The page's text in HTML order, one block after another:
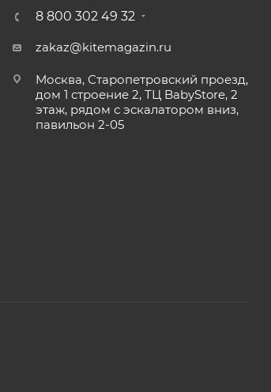
8 800 302 49 32
zakaz@kitemagazin.ru
Москва, Старопетровский проезд,
дом 1 строение 2, ТЦ BabyStore, 2
этаж, рядом с эскалатором вниз,
павильон 2-05